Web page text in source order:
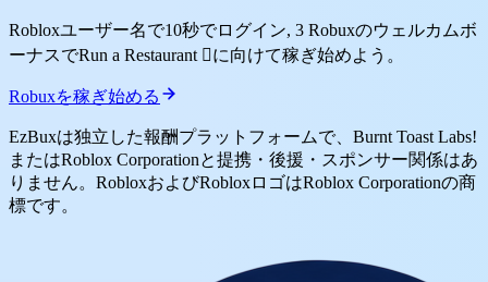
Robloxユーザー名で10秒でログイン, 3 Robuxのウェルカムボ
ーナスでRun a Restaurant 🏻に向けて稼ぎ始めよう。
Robuxを稼ぎ始める
EzBuxは独立した報酬プラットフォームで、Burnt Toast Labs!
またはRoblox Corporationと提携・後援・スポンサー関係はあ
りません。RobloxおよびRobloxロゴはRoblox Corporationの商
標です。